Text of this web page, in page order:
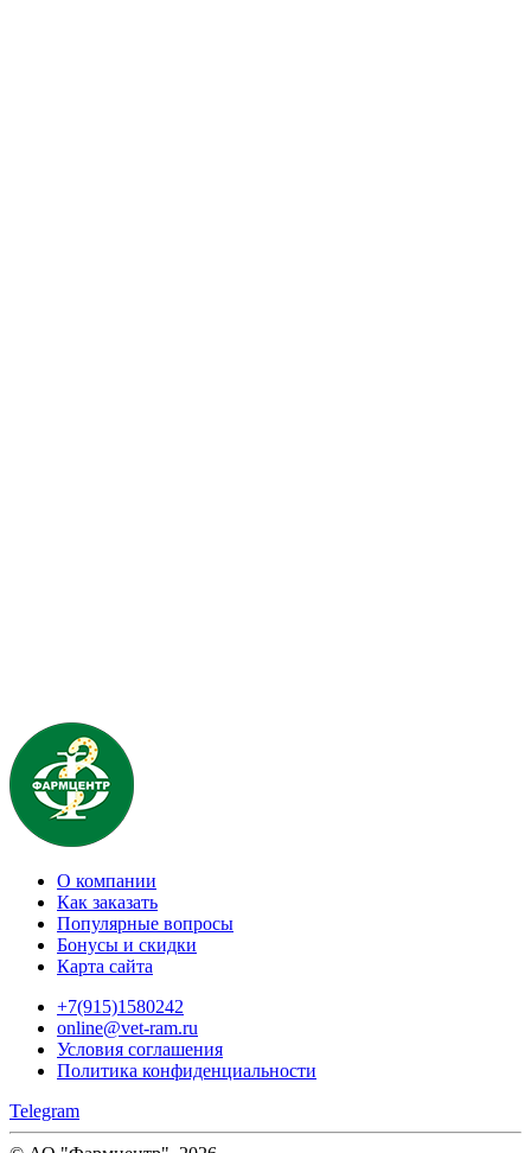
О компании
Как заказать
Популярные вопросы
Бонусы и скидки
Карта сайта
+7(915)1580242
online@vet-ram.ru
Условия соглашения
Политика конфиденциальности
Telegram